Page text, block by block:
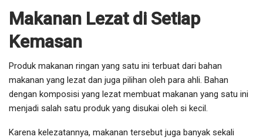
Makanan Lezat di Setiap
Kemasan
Produk makanan ringan yang satu ini terbuat dari bahan
makanan yang lezat dan juga pilihan oleh para ahli. Bahan
dengan komposisi yang lezat membuat makanan yang satu ini
menjadi salah satu produk yang disukai oleh si kecil.
Karena kelezatannya, makanan tersebut juga banyak sekali